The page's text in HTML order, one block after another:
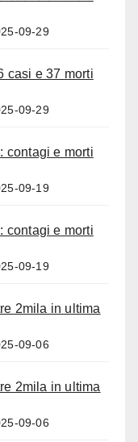
09-29
casi e 37 morti
09-29
contagi e morti
09-19
contagi e morti
09-19
2mila in ultima
09-06
2mila in ultima
09-06